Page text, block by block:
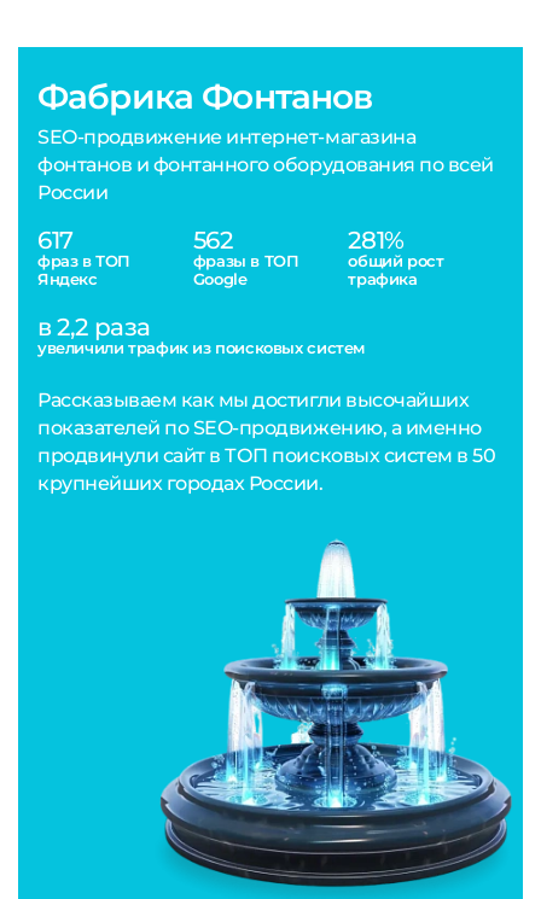
Фабрика Фонтанов
SEO-продвижение интернет-магазина
фонтанов и фонтанного оборудования по всей
России
617
фраз в ТОП
Яндекс
562
фразы в ТОП
Google
281%
общий рост
трафика
в 2,2 раза
увеличили трафик из поисковых систем
Рассказываем как мы достигли высочайших
показателей по SEO-продвижению, а именно
продвинули сайт в ТОП поисковых систем в 50
крупнейших городах России.